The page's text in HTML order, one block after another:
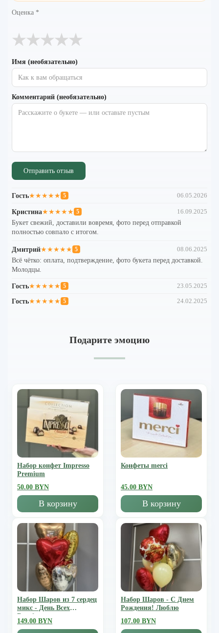
Оценка *
★
★
★
★
★
Имя (необязательно)
Комментарий (необязательно)
Отправить отзыв
Гость★★★★★ 5 06.05.2026
Кристина★★★★★ 5 16.09.2025
Букет свежий, доставили вовремя, фото перед отправкой
полностью совпало с итогом.
Дмитрий★★★★★ 5 08.06.2025
Всё чётко: оплата, подтверждение, фото букета перед доставкой.
Молодцы.
Гость★★★★★ 5 23.05.2025
Гость★★★★★ 5 24.02.2025
Подарите эмоцию
Набор конфет Impresso
Premium
50.00 BYN
В корзину
Конфеты merci
45.00 BYN
В корзину
Набор Шаров из 7 сердец
микс - День Всех
Влюбленных
149.00 BYN
Набор Шаров - С Днем
Рождения! Люблю
107.00 BYN